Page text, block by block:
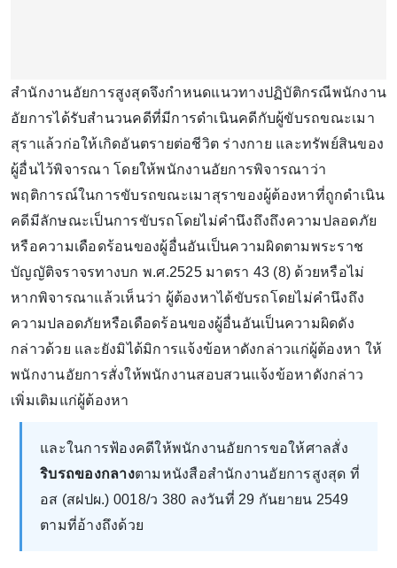
สำนักงานอัยการสูงสุดจึงกำหนดแนวทางปฏิบัติกรณีพนักงาน
อัยการได้รับสำนวนคดีที่มีการดำเนินคดีกับผู้ขับรถขณะเมา
สุราแล้วก่อให้เกิดอันตรายต่อชีวิต ร่างกาย และทรัพย์สินของ
ผู้อื่นไว้พิจารณา โดยให้พนักงานอัยการพิจารณาว่า
พฤติการณ์ในการขับรถขณะเมาสุราของผู้ต้องหาที่ถูกดำเนิน
คดีมีลักษณะเป็นการขับรถโดยไม่คำนึงถึงถึงความปลอดภัย
หรือความเดือดร้อนของผู้อื่นอันเป็นความผิดตามพระราช
บัญญัติจราจรทางบก พ.ศ.2525 มาตรา 43 (8) ด้วยหรือไม่
หากพิจารณาแล้วเห็นว่า ผู้ต้องหาได้ขับรถโดยไม่คำนึงถึง
ความปลอดภัยหรือเดือดร้อนของผู้อื่นอันเป็นความผิดดัง
กล่าวด้วย และยังมิได้มิการแจ้งข้อหาดังกล่าวแก่ผู้ต้องหา ให้
พนักงานอัยการสั่งให้พนักงานสอบสวนแจ้งข้อหาดังกล่าว
เพิ่มเติมแก่ผู้ต้องหา
และในการฟ้องคดีให้พนักงานอัยการขอให้ศาลสั่ง
ริบรถของกลางตามหนังสือสำนักงานอัยการสูงสุด ที่
อส (สฝปผ.) 0018/ว 380 ลงวันที่ 29 กันยายน 2549
ตามที่อ้างถึงด้วย